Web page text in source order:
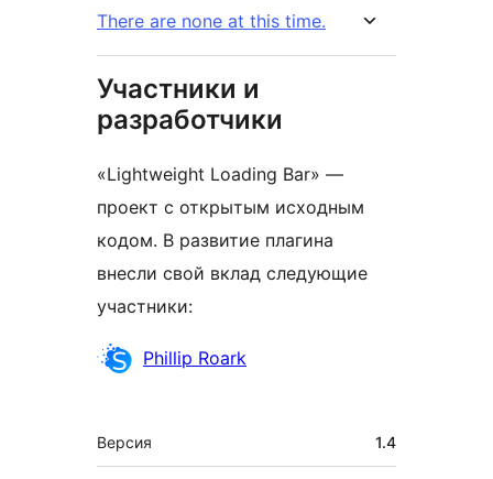
There are none at this time.
Участники и
разработчики
«Lightweight Loading Bar» —
проект с открытым исходным
кодом. В развитие плагина
внесли свой вклад следующие
участники:
УчастникиPhillip Roark
Мета
Версия 1.4